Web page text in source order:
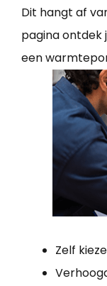
Dit hangt af
pagina ontdek
een
Zelf